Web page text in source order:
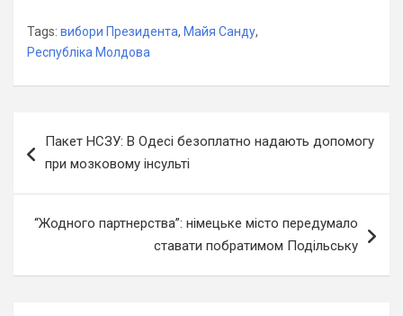
Tags: вибори Президента, Майя Санду,
Республіка Молдова
записів
Пакет НСЗУ: В Одесі безоплатно надають допомогу
при мозковому інсульті
“Жодного партнерства”: німецьке місто передумало
ставати побратимом Подільську